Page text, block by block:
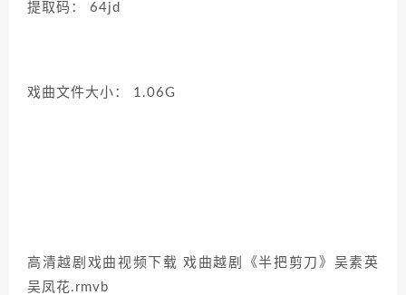
提取码： 64jd
戏曲文件大小： 1.06G
高清越剧戏曲视频下载 戏曲越剧《半把剪刀》吴素英
吴凤花.rmvb